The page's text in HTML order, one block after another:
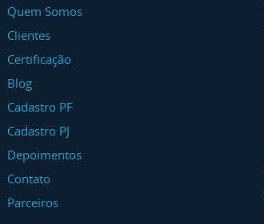
Quem Somos
Clientes
Certificação
Blog
Cadastro PF
Cadastro PJ
Depoimentos
Contato
Parceiros